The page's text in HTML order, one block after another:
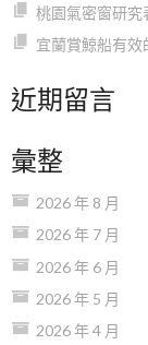
桃園氣密窗研究
宜蘭賞鯨船有
近期留言
彙整
2026 年 8 月
2026 年 7 月
2026 年 6 月
2026 年 5 月
2026 年 4 月